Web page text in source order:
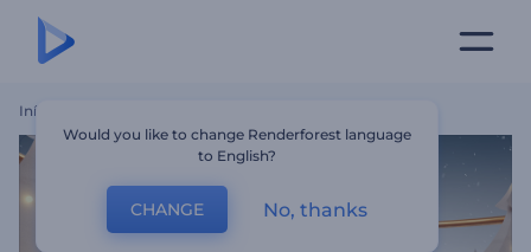
Início
Would you like to change Renderforest language
to English?
CHANGE No, thanks